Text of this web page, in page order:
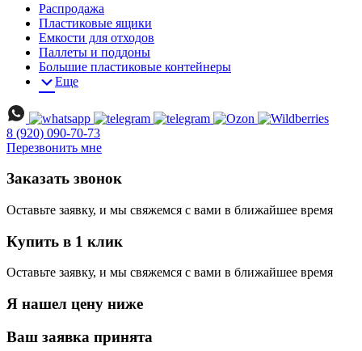
Распродажа
Пластиковые ящики
Емкости для отходов
Паллеты и поддоны
Большие пластиковые контейнеры
Еще
8 (920) 090-70-73
Перезвонить мне
Заказать звонок
Оставьте заявку, и мы свяжемся с вами в ближайшее время
Купить в 1 клик
Оставьте заявку, и мы свяжемся с вами в ближайшее время
Я нашел цену ниже
Ваш заявка принята